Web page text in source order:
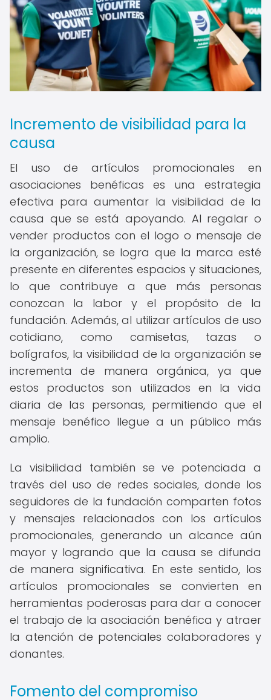
Incremento de visibilidad para la
causa
El uso de artículos promocionales en
asociaciones benéficas es una estrategia
efectiva para aumentar la visibilidad de la
causa que se está apoyando. Al regalar o
vender productos con el logo o mensaje de
la organización, se logra que la marca esté
presente en diferentes espacios y situaciones,
lo que contribuye a que más personas
conozcan la labor y el propósito de la
fundación. Además, al utilizar artículos de uso
cotidiano, como camisetas, tazas o
bolígrafos, la visibilidad de la organización se
incrementa de manera orgánica, ya que
estos productos son utilizados en la vida
diaria de las personas, permitiendo que el
mensaje benéfico llegue a un público más
amplio.
La visibilidad también se ve potenciada a
través del uso de redes sociales, donde los
seguidores de la fundación comparten fotos
y mensajes relacionados con los artículos
promocionales, generando un alcance aún
mayor y logrando que la causa se difunda
de manera significativa. En este sentido, los
artículos promocionales se convierten en
herramientas poderosas para dar a conocer
el trabajo de la asociación benéfica y atraer
la atención de potenciales colaboradores y
donantes.
Fomento del compromiso